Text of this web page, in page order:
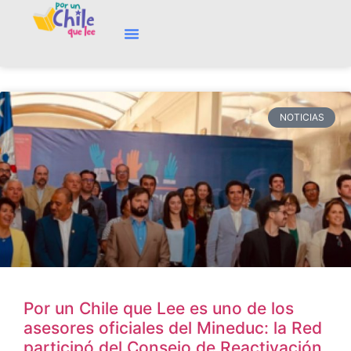
NOTICIAS
Por un Chile que Lee es uno de los
asesores oficiales del Mineduc: la Red